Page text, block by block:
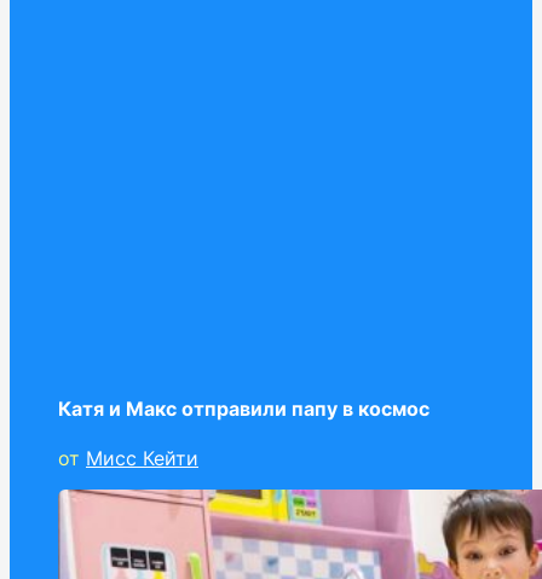
Катя и Макс отправили папу в космос
от Мисс Кейти